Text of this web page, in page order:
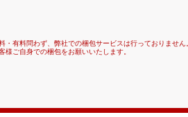
・有料問わず、弊社での梱包サービスは行っておりません
様ご自身での梱包をお願いいたします。